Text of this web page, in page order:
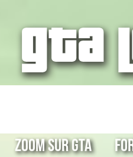
Zoom sur GTA